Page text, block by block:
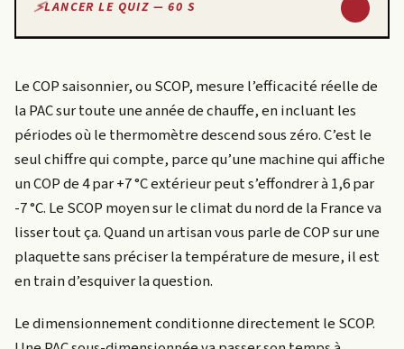
LANCER LE QUIZ — 60 S
Le COP saisonnier, ou SCOP, mesure l’efficacité réelle de
la PAC sur toute une année de chauffe, en incluant les
périodes où le thermomètre descend sous zéro. C’est le
seul chiffre qui compte, parce qu’une machine qui affiche
un COP de 4 par +7 °C extérieur peut s’effondrer à 1,6 par
-7 °C. Le SCOP moyen sur le climat du nord de la France va
lisser tout ça. Quand un artisan vous parle de COP sur une
plaquette sans préciser la température de mesure, il est
en train d’esquiver la question.
Le dimensionnement conditionne directement le SCOP.